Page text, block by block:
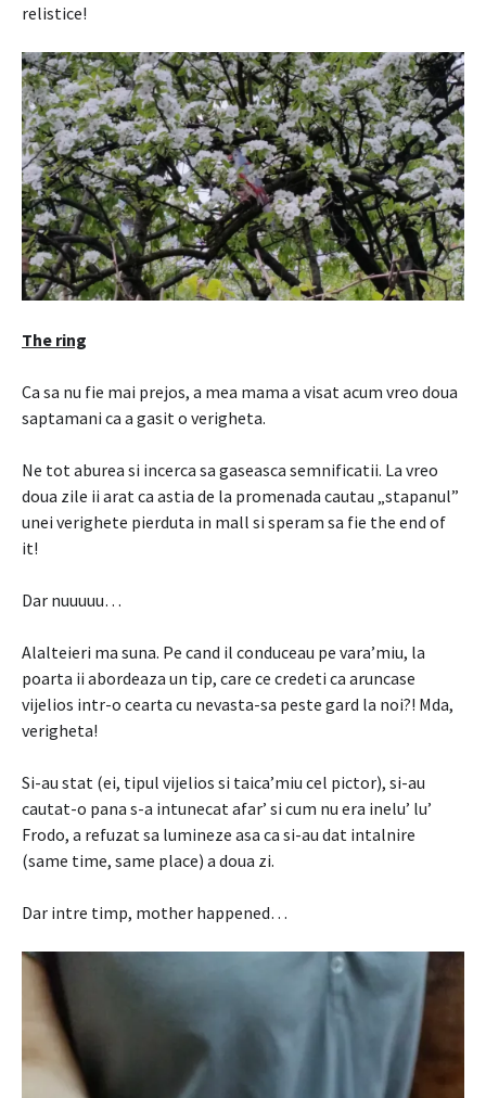
relistice!
The ring
Ca sa nu fie mai prejos, a mea mama a visat acum vreo doua
saptamani ca a gasit o verigheta.
Ne tot aburea si incerca sa gaseasca semnificatii. La vreo
doua zile ii arat ca astia de la promenada cautau „stapanul”
unei verighete pierduta in mall si speram sa fie the end of
it!
Dar nuuuuu…
Alalteieri ma suna. Pe cand il conduceau pe vara’miu, la
poarta ii abordeaza un tip, care ce credeti ca aruncase
vijelios intr-o cearta cu nevasta-sa peste gard la noi?! Mda,
verigheta!
Si-au stat (ei, tipul vijelios si taica’miu cel pictor), si-au
cautat-o pana s-a intunecat afar’ si cum nu era inelu’ lu’
Frodo, a refuzat sa lumineze asa ca si-au dat intalnire
(same time, same place) a doua zi.
Dar intre timp, mother happened…